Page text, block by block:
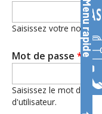
Menu rapide
Saisissez votre nom
Mot de passe *
Saisissez le mot de
d'utilisateur.